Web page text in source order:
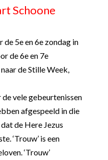
Schoone
de 5een 6ezondag in
de 6een 7e
de Stille Week,
vele gebeurtenissen
afgespeeld in die
de Here Jezus
‘Trouw’ is een
‘Trouw’